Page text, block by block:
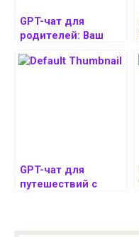
GPT-чат для
родителей: Ваш
вопросах здоровья
GPT-чат для
путешествий с